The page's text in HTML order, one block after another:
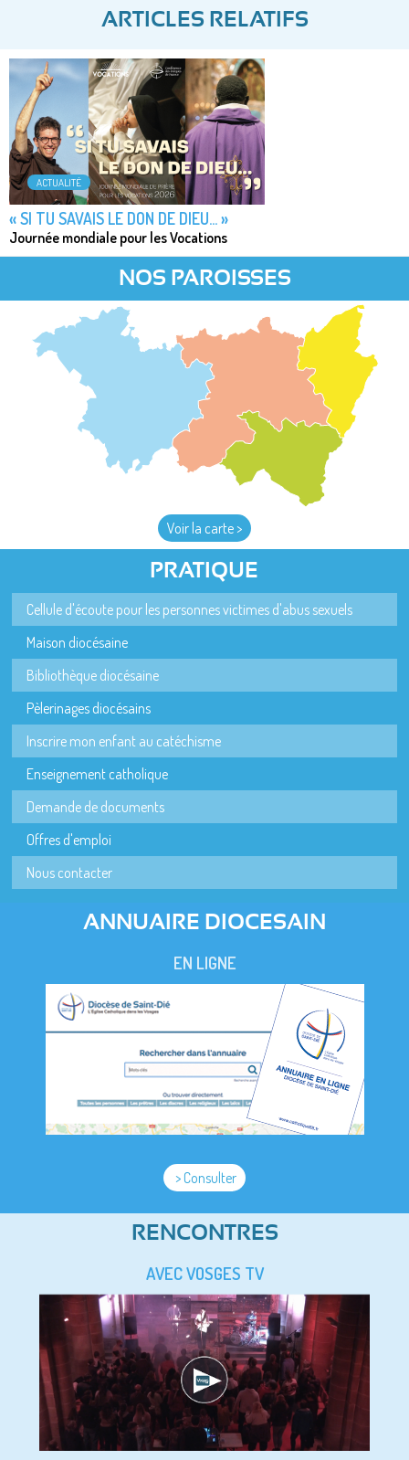
ARTICLES RELATIFS
ACTUALITÉ
« SI TU SAVAIS LE DON DE DIEU... »
Journée mondiale pour les Vocations
NOS PAROISSES
Voir la carte >
PRATIQUE
Cellule d'écoute pour les personnes victimes d'abus sexuels
Maison diocésaine
Bibliothèque diocésaine
Pèlerinages diocésains
Inscrire mon enfant au catéchisme
Enseignement catholique
Demande de documents
Offres d'emploi
Nous contacter
ANNUAIRE DIOCESAIN
EN LIGNE
> Consulter
RENCONTRES
AVEC VOSGES TV